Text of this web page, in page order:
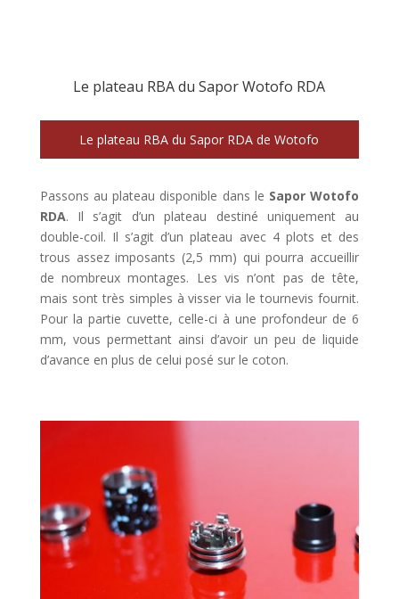
Le plateau RBA du Sapor Wotofo RDA
Le plateau RBA du Sapor RDA de Wotofo
Passons au plateau disponible dans le Sapor Wotofo
RDA. Il s’agit d’un plateau destiné uniquement au
double-coil. Il s’agit d’un plateau avec 4 plots et des
trous assez imposants (2,5 mm) qui pourra accueillir
de nombreux montages. Les vis n’ont pas de tête,
mais sont très simples à visser via le tournevis fournit.
Pour la partie cuvette, celle-ci à une profondeur de 6
mm, vous permettant ainsi d’avoir un peu de liquide
d’avance en plus de celui posé sur le coton.